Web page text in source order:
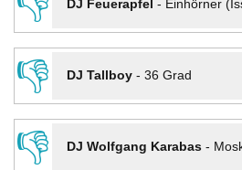
DJ Feuerapfel - Einhörner
👎
DJ Tallboy- 36 Grad
👎
DJ Wolfgang Karabas-